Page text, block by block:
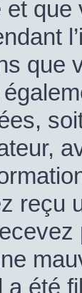
et que
que
reçu
a été